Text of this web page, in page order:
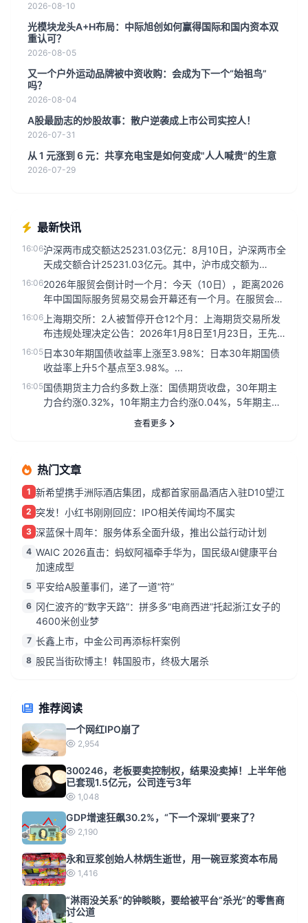
2026-08-10
光模块龙头A+H布局：中际旭创如何赢得国际和国内资本双
重认可？
2026-08-05
又一个户外运动品牌被中资收购：会成为下一个“始祖鸟”
吗？
2026-08-04
A股最励志的炒股故事：散户逆袭成上市公司实控人！
2026-07-31
从 1 元涨到 6 元：共享充电宝是如何变成"人人喊贵"的生意
2026-07-29
最新快讯
16:06沪深两市成交额达25231.03亿元：8月10日，沪深两市全
天成交额合计25231.03亿元。其中，沪市成交额为
1166...
16:062026年服贸会倒计时一个月：今天（10日），距离2026
年中国国际服务贸易交易会开幕还有一个月。在服贸会永
久会址首钢园...
16:06 上海期交所：2人被暂停开仓12个月：上海期货交易所发
布违规处理决定公告：2026年1月8日至1月23日，王先
跃、谢远超分...
16:05日本30年期国债收益率上涨至3.98%：日本30年期国债
收益率上升5个基点至3.98%。...
16:05国债期货主力合约多数上涨：国债期货收盘，30年期主
力合约涨0.32%，10年期主力合约涨0.04%，5年期主力
查看更多
热门文章
1 新希望携手洲际酒店集团，成都首家丽晶酒店入驻D10望江
2 突发！小红书刚刚回应：IPO相关传闻均不属实
3 深蓝保十周年：服务体系全面升级，推出公益行动计划
4 WAIC 2026直击：蚂蚁阿福牵手华为，国民级AI健康平台
加速成型
5 平安给A股董事们，递了一道“符”
6 冈仁波齐的“数字天路”：拼多多“电商西进”托起浙江女子的
4600米创业梦
7 长鑫上市，中金公司再添标杆案例
8 股民当街砍博主！韩国股市，终极大屠杀
推荐阅读
一个网红IPO崩了
2,954
300246，老板要卖控制权，结果没卖掉！上半年他
已套现1.5亿元，公司连亏3年
1,048
GDP增速狂飙30.2%，“下一个深圳”要来了？
2,190
永和豆浆创始人林炳生逝世，用一碗豆浆资本布局
1,416
“淋雨没关系”的钟睒睒，要给被平台“杀光”的零售商
讨公道